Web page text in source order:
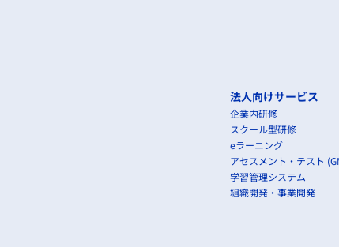
法人向けサービス
企業内研修
スクール型研修
eラーニング
アセスメント・テスト
学習管理システム
組織開発・事業開発